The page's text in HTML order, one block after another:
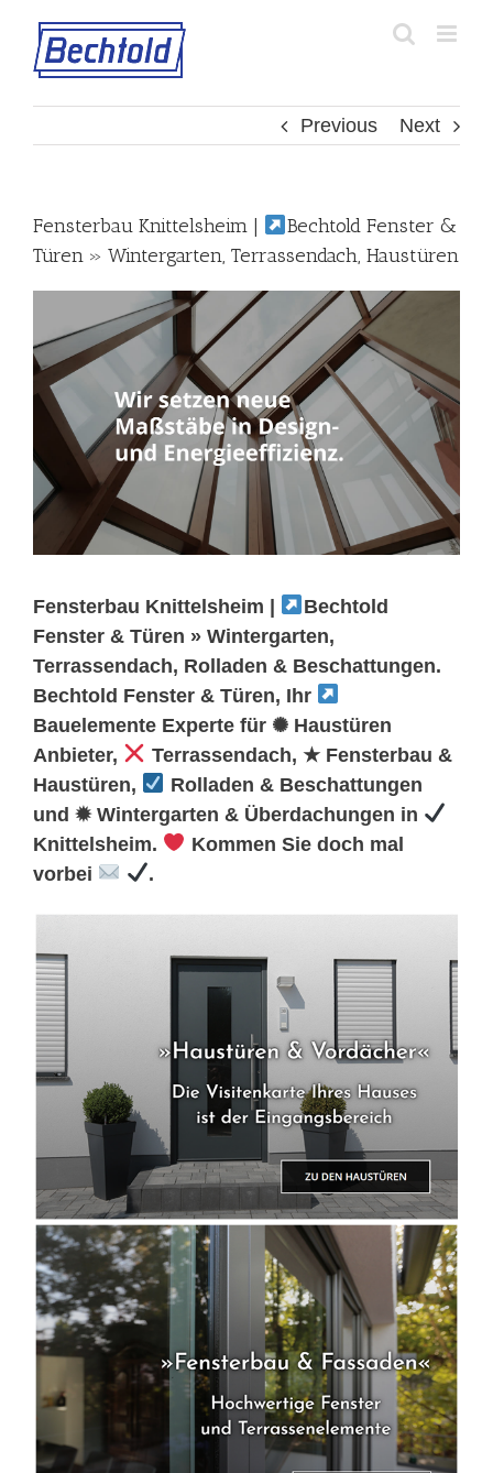
content
Previous Next
Fensterbau Knittelsheim |
Bechtold Fenster &
Türen » Wintergarten, Terrassendach, Haustüren
Fensterbau Knittelsheim |
Bechtold
Fenster & Türen » Wintergarten,
Terrassendach, Rolladen & Beschattungen.
Bechtold Fenster & Türen, Ihr
Bauelemente Experte für ✺ Haustüren
Anbieter,
Terrassendach, ★ Fensterbau &
Haustüren,
Rolladen & Beschattungen
und ✹ Wintergarten & Überdachungen in
Knittelsheim.
Kommen Sie doch mal
vorbei
.